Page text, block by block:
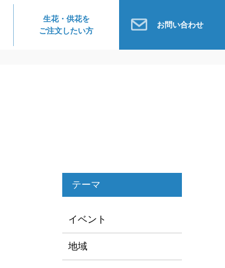
生花・供花を
ご注文したい方
お問い合わせ
テーマ
イベント
地域